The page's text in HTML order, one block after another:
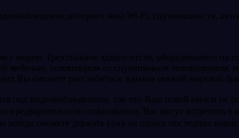
зона Wi-Fi, спутниковое тв.
морем. Трехэтажное здание отеля, оборудованное на
телевизором со спутниковым телевидением,
Вы сможете расслабиться, вдыхая свежий морской
под видеонаблюдением, так что Ваш покой ничем не
предварительном согласовании, Вас могут
сможете держать руку на пульсе последних